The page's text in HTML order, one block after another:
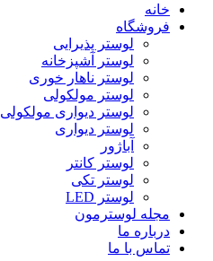
خانه
فروشگاه
لوستر پذیرایی
لوستر آشپزخانه
لوستر ناهار خوری
لوستر مولکولی
لوستر دیواری مولکولی
لوستر دیواری
آباژور
لوستر کانتر
لوستر تکی
لوستر LED
مجله لوسترمون
درباره ما
تماس با ما